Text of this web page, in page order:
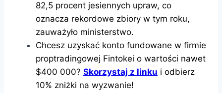
82,5 procent jesiennych upraw, co
oznacza rekordowe zbiory w tym roku,
zauważyło ministerstwo.
Chcesz uzyskać konto fundowane w firmie
proptradingowej Fintokei o wartości nawet
$400 000? Skorzystaj z linku i odbierz
10% zniżki na wyzwanie!